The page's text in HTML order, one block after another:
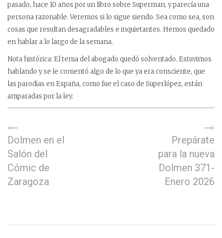
pasado, hace 10 años por un libro sobre Superman, y parecía una
persona razonable. Veremos si lo sigue siendo. Sea como sea, son
cosas que resultan desagradables e inquietantes. Hemos quedado
en hablar a lo largo de la semana.
Nota histórica: El tema del abogado quedó solventado. Estuvimos
hablando y se le comentó algo de lo que ya era consciente, que
las parodias en España, como fue el caso de Superlópez, están
amparadas por la ley.
Dolmen en el
Salón del
Cómic de
Zaragoza
Prepárate
para la nueva
Dolmen 371-
Enero 2026